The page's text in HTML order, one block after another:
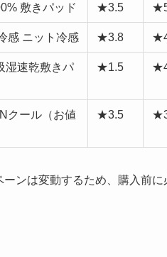
敷きパッド ★3.5
感 ニット冷感 ★3.8
湿速乾敷きパ
★1.5
クール（お値
★3.5
ンは変動するため、購入前